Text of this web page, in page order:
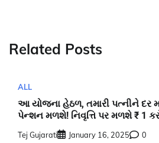
Related Posts
ALL
આ યોજના હેઠળ, તમારી પત્નીને દર
પેન્શન મળશે! નિવૃત્તિ પર મળશે ₹ 1
Tej Gujarati January 16, 2025 0